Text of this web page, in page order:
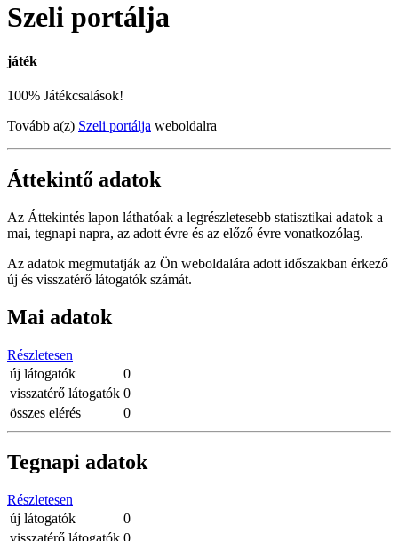
Szeli portálja
játék
100% Játékcsalások!
Tovább a(z) Szeli portálja weboldalra
Áttekintő adatok
Az Áttekintés lapon láthatóak a legrészletesebb statisztikai adatok a
mai, tegnapi napra, az adott évre és az előző évre vonatkozólag.
Az adatok megmutatják az Ön weboldalára adott időszakban érkező
új és visszatérő látogatók számát.
Mai adatok
Részletesen
új látogatók
0
visszatérő látogatók 0
összes elérés
0
Tegnapi adatok
Részletesen
új látogatók
0
visszatérő látogatók 0